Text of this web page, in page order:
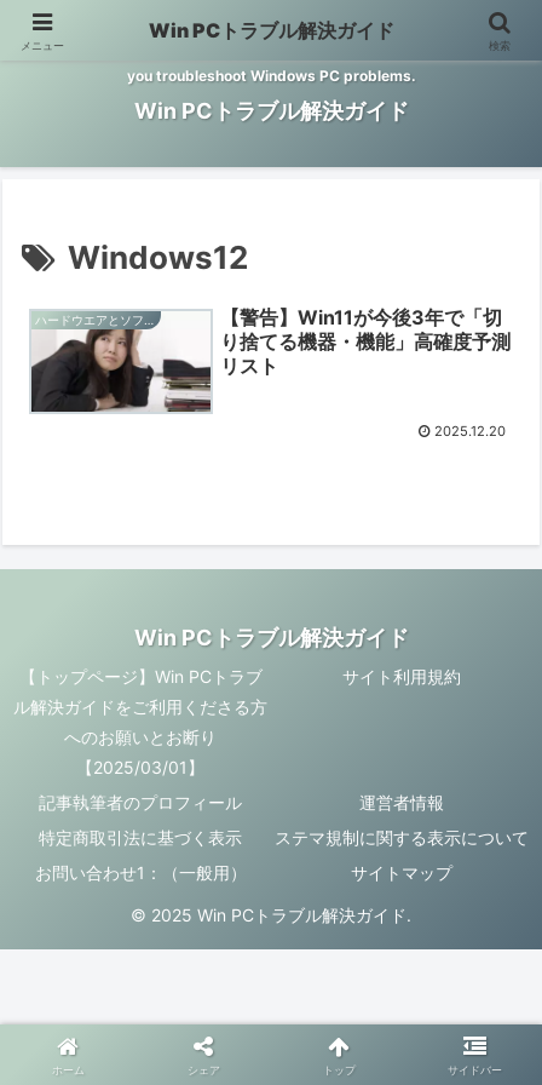
Windows PCのトラブル解決をお手伝いするサイトです。 This site helps
you troubleshoot Windows PC problems.
Win PCトラブル解決ガイド
Windows12
【警告】Win11が今後3年で「切
り捨てる機器・機能」高確度予測
リスト
2025.12.20
Win PCトラブル解決ガイド
【トップページ】Win PCトラブ
ル解決ガイドをご利用くださる方
へのお願いとお断り
【2025/03/01】
サイト利用規約
記事執筆者のプロフィール
運営者情報
特定商取引法に基づく表示
ステマ規制に関する表示について
お問い合わせ1：（一般用）
サイトマップ
© 2025 Win PCトラブル解決ガイド.
メニュー
Win PCトラブル解決ガイド
検索
ホーム シェア トップ サイドバー